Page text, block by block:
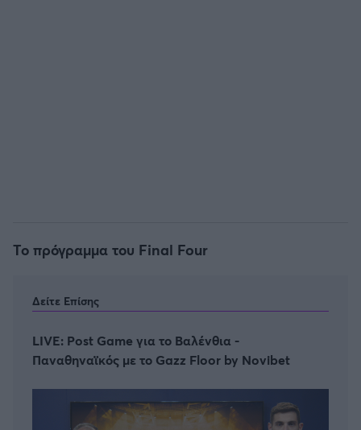
Το πρόγραμμα του Final Four
Δείτε Επίσης
LIVE: Post Game για το Βαλένθια -
Παναθηναϊκός με το Gazz Floor by Novibet